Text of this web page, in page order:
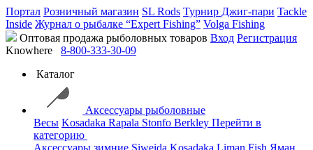
Портал Розничный магазин SL Rods Турнир Джиг-пари Tackle
Inside Журнал о рыбалке “Expert Fishing” Volga Fishing
Оптовая продажа рыболовных товаров Вход Регистрация
Knowhere
8-800-333-30-09
Каталог
Аксессуары рыболовные
Весы Kosadaka Rapala Stonfo Berkley Перейти в
категорию
Аксессуары зимние Siweida Kosadaka Liman Fish Яман